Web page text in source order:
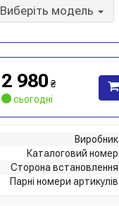
Виберіть модель
2 980 ₴
сьогодні
Виробник
Каталоговий номер
Сторона встановлення
Парні номери артикулів